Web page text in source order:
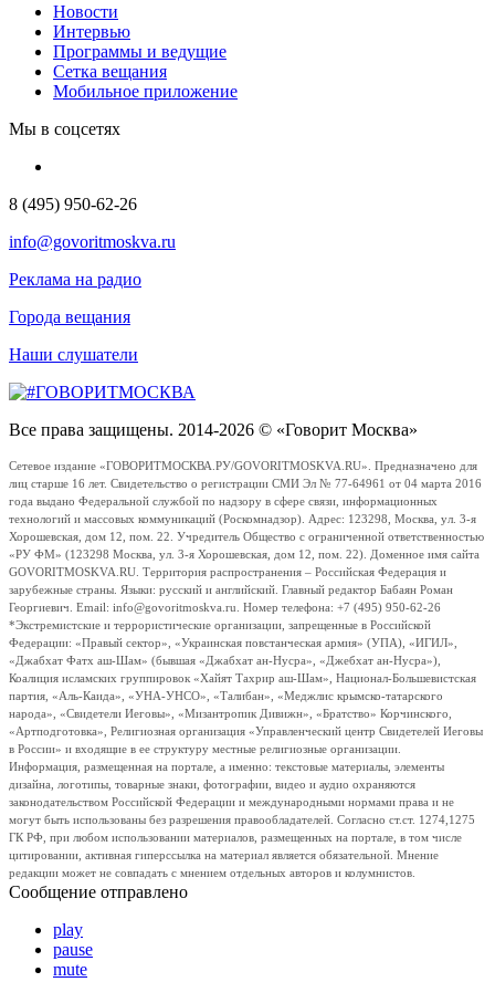
Новости
Интервью
Программы и ведущие
Сетка вещания
Мобильное приложение
Мы в соцсетях
8 (495) 950-62-26
info@govoritmoskva.ru
Реклама на радио
Города вещания
Наши слушатели
Все права защищены. 2014-2026 © «Говорит Москва»
Сетевое издание «ГОВОРИТМОСКВА.РУ/GOVORITMOSKVA.RU». Предназначено для
лиц старше 16 лет. Свидетельство о регистрации СМИ Эл № 77-64961 от 04 марта 2016
года выдано Федеральной службой по надзору в сфере связи, информационных
технологий и массовых коммуникаций (Роскомнадзор). Адрес: 123298, Москва, ул. 3-я
Хорошевская, дом 12, пом. 22. Учредитель Общество с ограниченной ответственностью
«РУ ФМ» (123298 Москва, ул. 3-я Хорошевская, дом 12, пом. 22). Доменное имя сайта
GOVORITMOSKVA.RU. Территория распространения – Российская Федерация и
зарубежные страны. Языки: русский и английский. Главный редактор Бабаян Роман
Георгиевич. Email: info@govoritmoskva.ru. Номер телефона: +7 (495) 950-62-26
*Экстремистские и террористические организации, запрещенные в Российской
Федерации: «Правый сектор», «Украинская повстанческая армия» (УПА), «ИГИЛ»,
«Джабхат Фатх аш-Шам» (бывшая «Джабхат ан-Нусра», «Джебхат ан-Нусра»),
Коалиция исламских группировок «Хайят Тахрир аш-Шам», Национал-Большевистская
партия, «Аль-Каида», «УНА-УНСО», «Талибан», «Меджлис крымско-татарского
народа», «Свидетели Иеговы», «Мизантропик Дивижн», «Братство» Корчинского,
«Артподготовка», Религиозная организация «Управленческий центр Свидетелей Иеговы
в России» и входящие в ее структуру местные религиозные организации.
Информация, размещенная на портале, а именно: текстовые материалы, элементы
дизайна, логотипы, товарные знаки, фотографии, видео и аудио охраняются
законодательством Российской Федерации и международными нормами права и не
могут быть использованы без разрешения правообладателей. Согласно ст.ст. 1274,1275
ГК РФ, при любом использовании материалов, размещенных на портале, в том числе
цитировании, активная гиперссылка на материал является обязательной. Мнение
редакции может не совпадать с мнением отдельных авторов и колумнистов.
Сообщение отправлено
play
pause
mute